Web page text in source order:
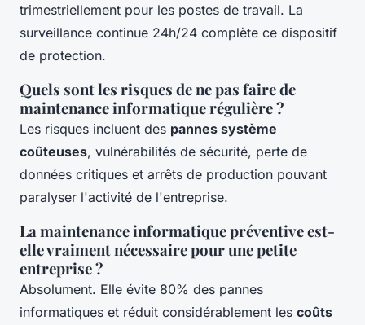
trimestriellement pour les postes de travail. La
surveillance continue 24h/24 complète ce dispositif
de protection.
Quels sont les risques de ne pas faire de
maintenance informatique régulière ?
Les risques incluent des pannes système
coûteuses, vulnérabilités de sécurité, perte de
données critiques et arrêts de production pouvant
paralyser l'activité de l'entreprise.
La maintenance informatique préventive est-
elle vraiment nécessaire pour une petite
entreprise ?
Absolument. Elle évite 80% des pannes
informatiques et réduit considérablement les coûts